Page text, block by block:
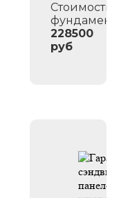
Стоимость
фундамента:
228500
руб